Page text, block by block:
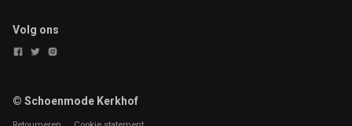
Volg ons
© Schoenmode Kerkhof